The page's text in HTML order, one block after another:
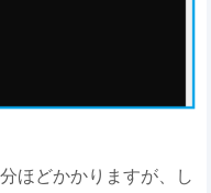
ほどかかりますが、し